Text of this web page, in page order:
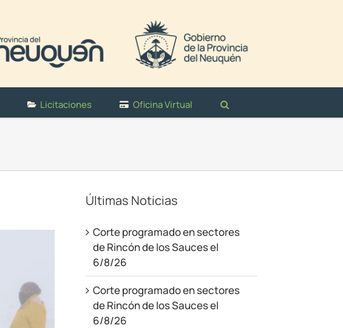
Licitaciones Oficina Virtual
Últimas Noticias
Corte programado en sectores
de Rincón de los Sauces el
6/8/26
Corte programado en sectores
de Rincón de los Sauces el
6/8/26